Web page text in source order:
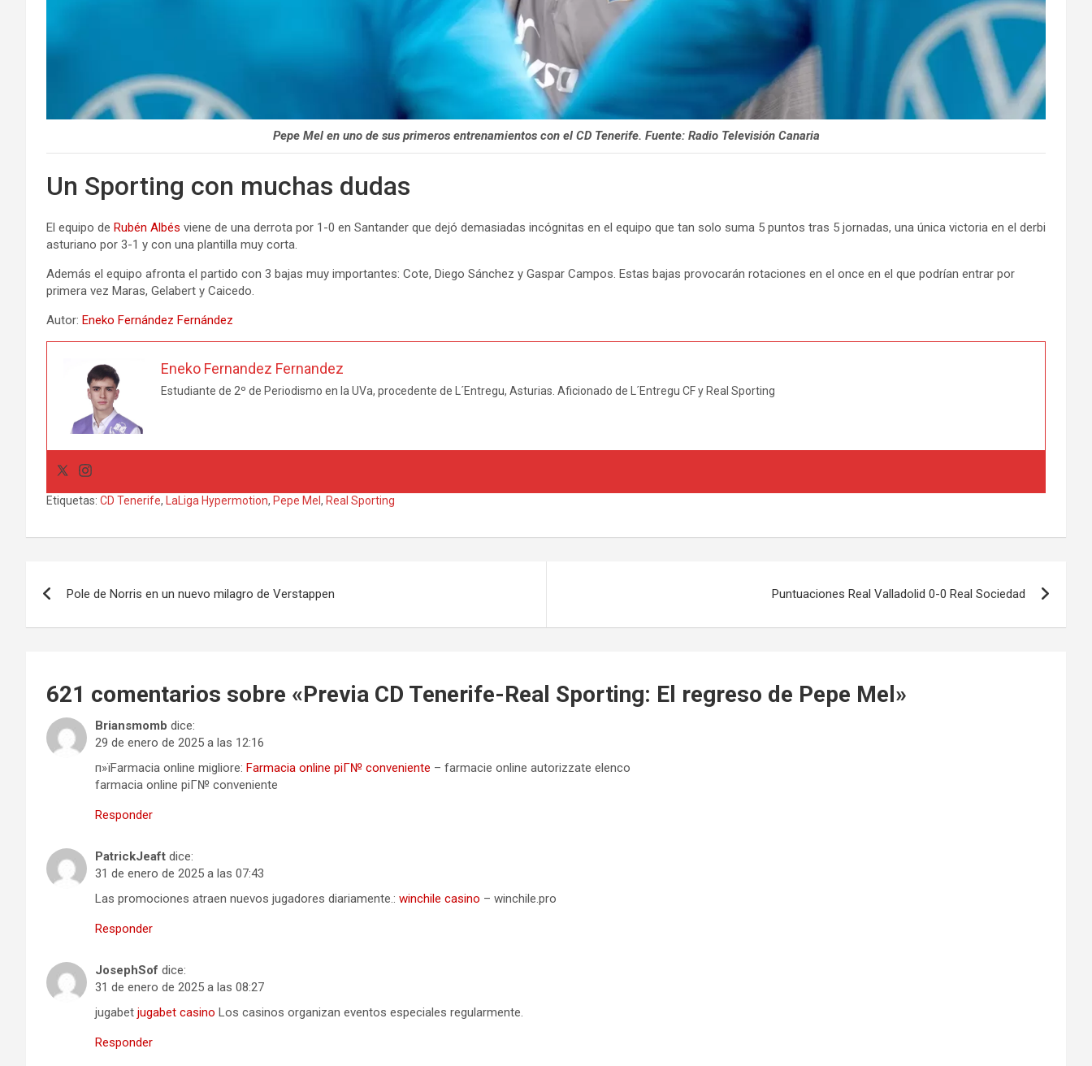
Pepe Mel en uno de sus primeros entrenamientos con el CD Tenerife. Fuente: Radio Televisión Canaria
Un Sporting con muchas dudas
El equipo de Rubén Albés viene de una derrota por 1-0 en Santander que dejó demasiadas incógnitas en el equipo que tan solo suma 5 puntos tras 5 jornadas, una única victoria en el derbi
asturiano por 3-1 y con una plantilla muy corta.
Además el equipo afronta el partido con 3 bajas muy importantes: Cote, Diego Sánchez y Gaspar Campos. Estas bajas provocarán rotaciones en el once en el que podrían entrar por
primera vez Maras, Gelabert y Caicedo.
Autor: Eneko Fernández Fernández
Eneko Fernandez Fernandez
Estudiante de 2º de Periodismo en la UVa, procedente de L´Entregu, Asturias. Aficionado de L´Entregu CF y Real Sporting
Etiquetas: CD Tenerife, LaLiga Hypermotion, Pepe Mel , Real Sporting
de
Pole de Norris en un nuevo milagro de Verstappen Puntuaciones Real Valladolid 0-0 Real Sociedad
621 comentarios sobre «Previa CD Tenerife-Real Sporting: El regreso de Pepe Mel»
Briansmomb dice:
29 de enero de 2025 a las 12:16
п»їFarmacia online migliore: Farmacia online piГ№ conveniente – farmacie online autorizzate elenco
farmacia online piГ№ conveniente
Responder
PatrickJeaft dice:
31 de enero de 2025 a las 07:43
Las promociones atraen nuevos jugadores diariamente.: winchile casino – winchile.pro
Responder
JosephSof dice:
31 de enero de 2025 a las 08:27
jugabet jugabet casino Los casinos organizan eventos especiales regularmente.
Responder